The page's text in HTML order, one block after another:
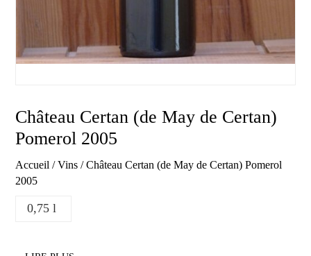
Château Certan (de May de Certan)
Pomerol 2005
Accueil /Vins / Château Certan (de May de Certan) Pomerol
2005
0,75 l